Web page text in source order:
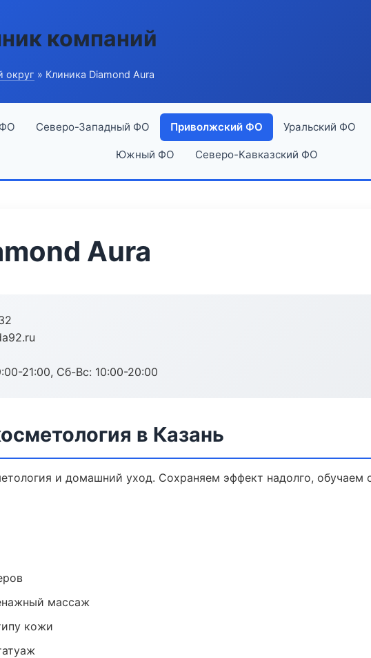
компаний
округ » Клиника Diamond Aura
Северо-Западный ФО Приволжский ФО Уральский ФО
Южный ФО Северо-Кавказский ФО
Aura
21:00, Сб-Вс: 10:00-20:00
в Казань
и домашний уход. Сохраняем эффект надолго, обучаем
массаж
кожи